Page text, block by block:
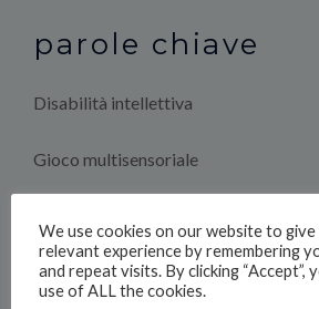
parole chiave
Disabilità intellettiva
Gioco multisensoriale
We use cookies on our website to
relevant experience by remembering
and repeat visits. By clicking “Accept”,
use of ALL the cookies.